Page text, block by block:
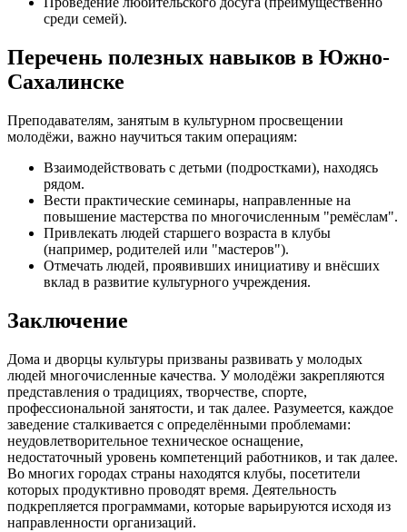
среди семей).
Перечень полезных навыков в Южно-
Сахалинске
Преподавателям, занятым в культурном просвещении
молодёжи, важно научиться таким операциям:
Взаимодействовать с детьми (подростками), находясь
рядом.
Вести практические семинары, направленные на
повышение мастерства по многочисленным "ремёслам".
Привлекать людей старшего возраста в клубы
(например, родителей или "мастеров").
Отмечать людей, проявивших инициативу и внёсших
вклад в развитие культурного учреждения.
Заключение
Дома и дворцы культуры призваны развивать у молодых
людей многочисленные качества. У молодёжи закрепляются
представления о традициях, творчестве, спорте,
профессиональной занятости, и так далее. Разумеется, каждое
заведение сталкивается с определёнными проблемами:
неудовлетворительное техническое оснащение,
недостаточный уровень компетенций работников, и так далее.
Во многих городах страны находятся клубы, посетители
которых продуктивно проводят время. Деятельность
подкрепляется программами, которые варьируются исходя из
направленности организаций.